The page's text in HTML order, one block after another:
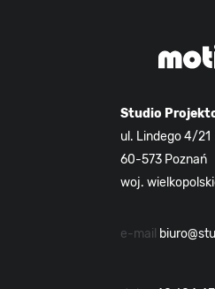
Studio
ul. Lindego 4/21
60-573 Poznań
woj.
e-mail